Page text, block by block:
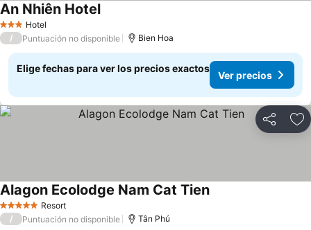
3 Estrellas
Hotel
An Nhiên HotelVer precios
/ Puntuación no disponible Bien Hoa
Elige fechas para ver los precios exactos
Ver precios
Compartir
5 Estrellas Resort
Alagon Ecolodge Nam Cat TienVer precios
/ Puntuación no disponible Tân Phú